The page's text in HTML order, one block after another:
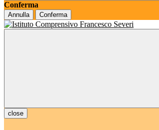
Conferma
Annulla Conferma
close